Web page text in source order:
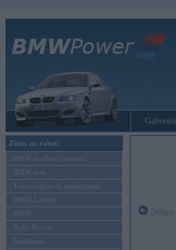
Galvenā
Ziņas un raksti
BMW modeļu jaunumi
BMW testi
Tehnoloģijas & sasniegumi
BMW Latvijā
MINI
Rolls-Royce
Pasākumi